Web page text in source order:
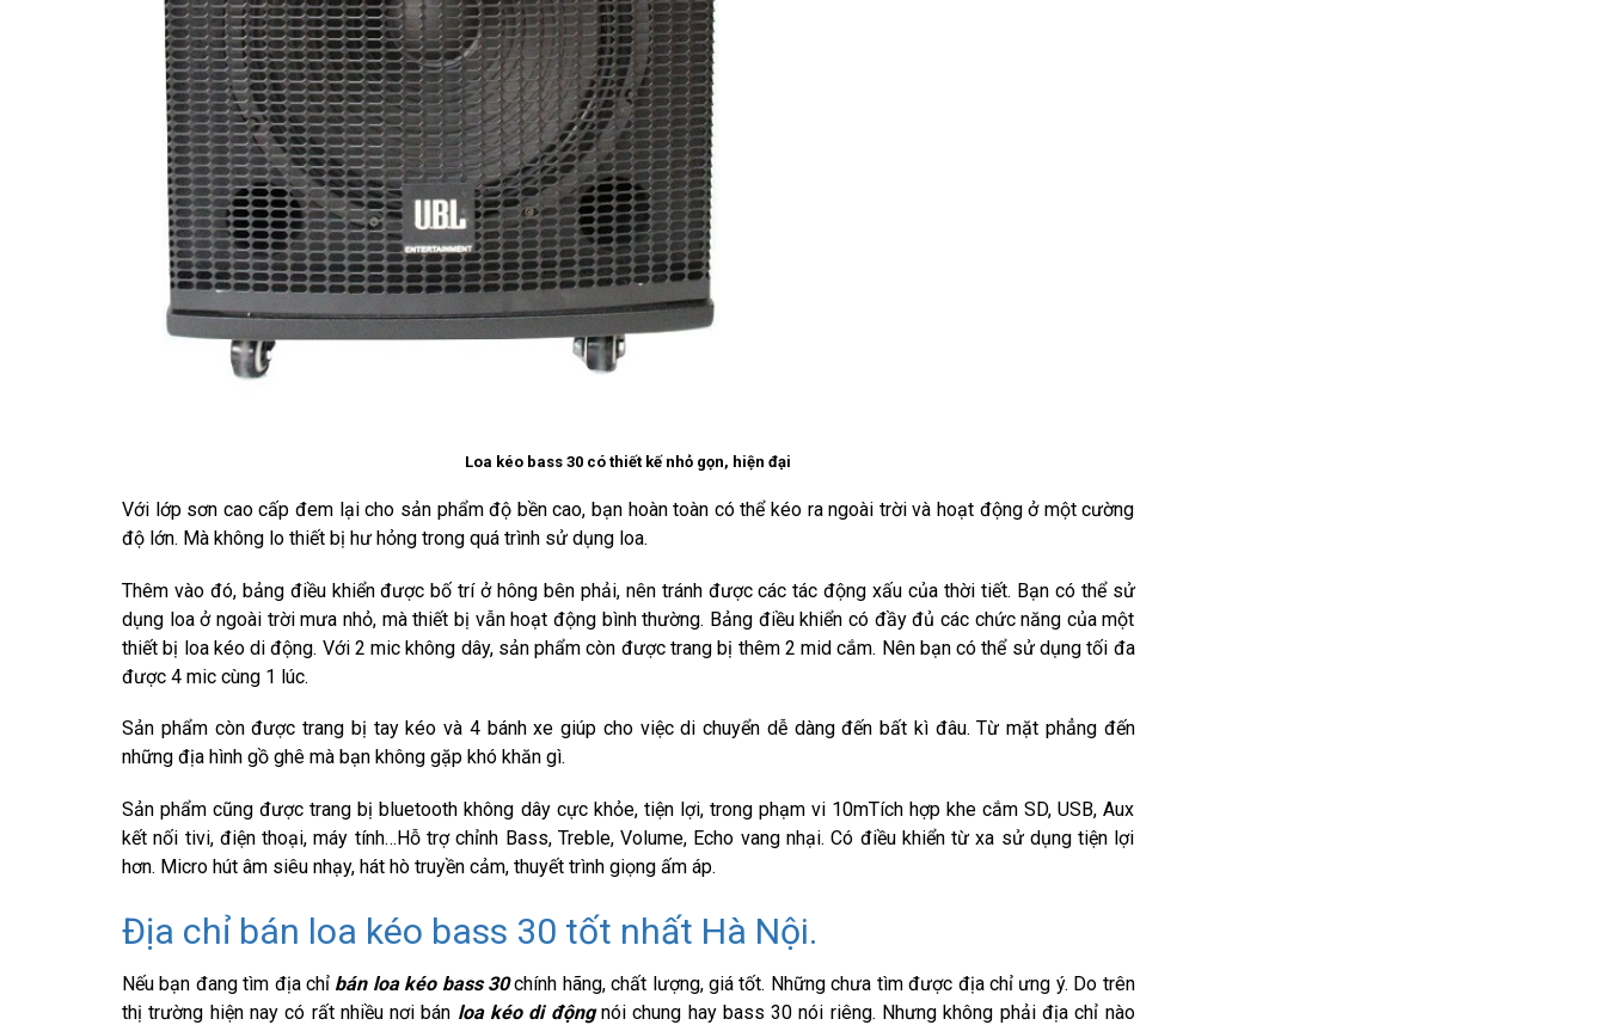
Loa kéo bass 30 có thiết kế nhỏ gọn, hiện đại
Với lớp sơn cao cấp đem lại cho sản phẩm độ bền cao, bạn hoàn toàn có thể kéo ra ngoài trời và hoạt động ở một cường
độ lớn. Mà không lo thiết bị hư hỏng trong quá trình sử dụng loa.
Thêm vào đó, bảng điều khiển được bố trí ở hông bên phải, nên tránh được các tác động xấu của thời tiết. Bạn có thể sử
dụng loa ở ngoài trời mưa nhỏ, mà thiết bị vẫn hoạt động bình thường. Bảng điều khiển có đầy đủ các chức năng của một
thiết bị loa kéo di động. Với 2 mic không dây, sản phẩm còn được trang bị thêm 2 mid cắm. Nên bạn có thể sử dụng tối đa
được 4 mic cùng 1 lúc.
Sản phẩm còn được trang bị tay kéo và 4 bánh xe giúp cho việc di chuyển dễ dàng đến bất kì đâu. Từ mặt phẳng đến
những địa hình gồ ghê mà bạn không gặp khó khăn gì.
Sản phẩm cũng được trang bị bluetooth không dây cực khỏe, tiện lợi, trong phạm vi 10mTích hợp khe cắm SD, USB, Aux
kết nối tivi, điện thoại, máy tính…Hỗ trợ chỉnh Bass, Treble, Volume, Echo vang nhại. Có điều khiển từ xa sử dụng tiện lợi
hơn. Micro hút âm siêu nhạy, hát hò truyền cảm, thuyết trình giọng ấm áp.
Địa chỉ bán loa kéo bass 30 tốt nhất Hà Nội.
Nếu bạn đang tìm địa chỉ bán loa kéo bass 30chính hãng, chất lượng, giá tốt. Những chưa tìm được địa chỉ ưng ý. Do trên
thị trường hiện nay có rất nhiều nơi bán loa kéo di độngnói chung hay bass 30 nói riêng. Nhưng không phải địa chỉ nào